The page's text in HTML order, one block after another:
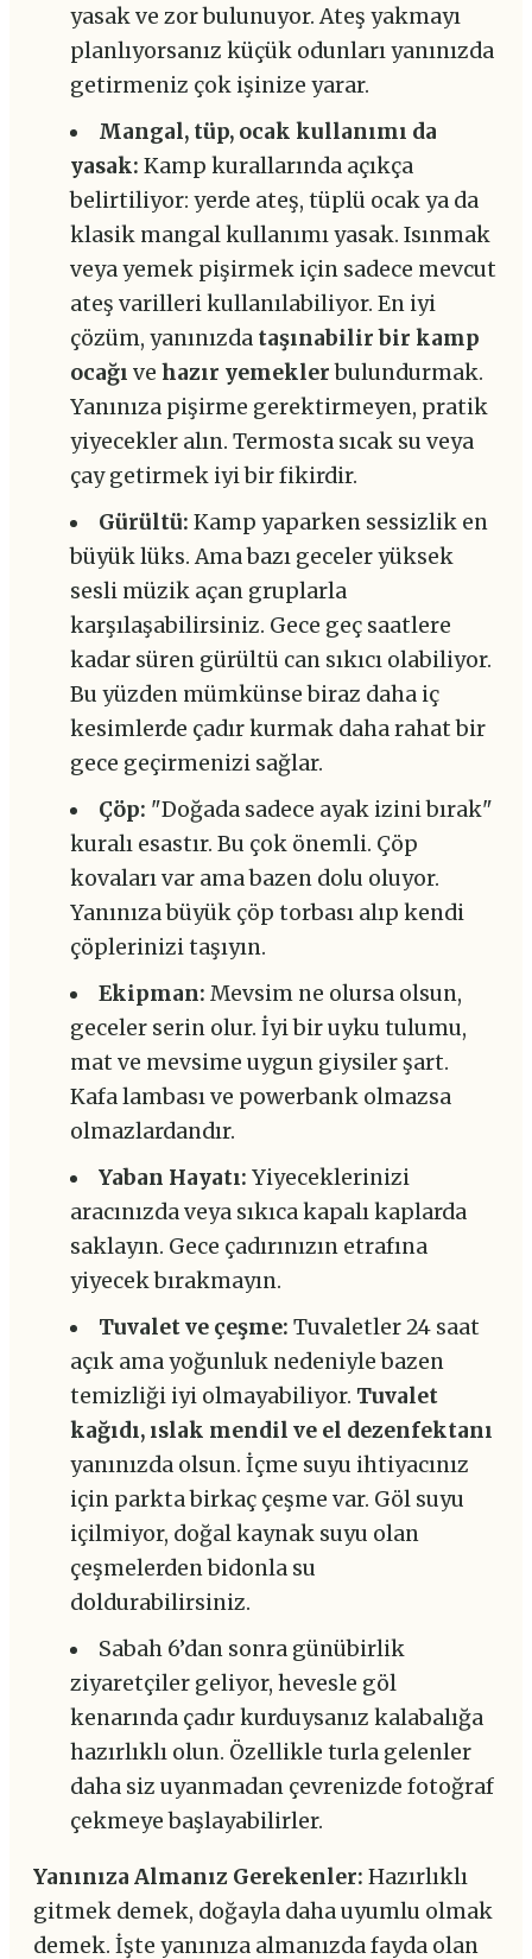
yasak ve zor bulunuyor. Ateş yakmayı
planlıyorsanız küçük odunları yanınızda
getirmeniz çok işinize yarar.
Mangal, tüp, ocak kullanımı da
yasak: Kamp kurallarında açıkça
belirtiliyor: yerde ateş, tüplü ocak ya da
klasik mangal kullanımı yasak. Isınmak
veya yemek pişirmek için sadece mevcut
ateş varilleri kullanılabiliyor. En iyi
çözüm, yanınızda taşınabilir bir kamp
ocağı ve hazır yemeklerbulundurmak.
Yanınıza pişirme gerektirmeyen, pratik
yiyecekler alın. Termosta sıcak su veya
çay getirmek iyi bir fikirdir.
Gürültü: Kamp yaparken sessizlik en
büyük lüks. Ama bazı geceler yüksek
sesli müzik açan gruplarla
karşılaşabilirsiniz. Gece geç saatlere
kadar süren gürültü can sıkıcı olabiliyor.
Bu yüzden mümkünse biraz daha iç
kesimlerde çadır kurmak daha rahat bir
gece geçirmenizi sağlar.
Çöp: "Doğada sadece ayak izini bırak"
kuralı esastır. Bu çok önemli. Çöp
kovaları var ama bazen dolu oluyor.
Yanınıza büyük çöp torbası alıp kendi
çöplerinizi taşıyın.
Ekipman: Mevsim ne olursa olsun,
geceler serin olur. İyi bir uyku tulumu,
mat ve mevsime uygun giysiler şart.
Kafa lambası ve powerbank olmazsa
olmazlardandır.
Yaban Hayatı: Yiyeceklerinizi
aracınızda veya sıkıca kapalı kaplarda
saklayın. Gece çadırınızın etrafına
yiyecek bırakmayın.
Tuvalet ve çeşme: Tuvaletler 24 saat
açık ama yoğunluk nedeniyle bazen
temizliği iyi olmayabiliyor. Tuvalet
kağıdı, ıslak mendil ve el dezenfektanı
yanınızda olsun. İçme suyu ihtiyacınız
için parkta birkaç çeşme var. Göl suyu
içilmiyor, doğal kaynak suyu olan
çeşmelerden bidonla su
doldurabilirsiniz.
Sabah 6’dan sonra günübirlik
ziyaretçiler geliyor, hevesle göl
kenarında çadır kurduysanız kalabalığa
hazırlıklı olun. Özellikle turla gelenler
daha siz uyanmadan çevrenizde fotoğraf
çekmeye başlayabilirler.
Yanınıza Almanız Gerekenler: Hazırlıklı
gitmek demek, doğayla daha uyumlu olmak
demek. İşte yanınıza almanızda fayda olan